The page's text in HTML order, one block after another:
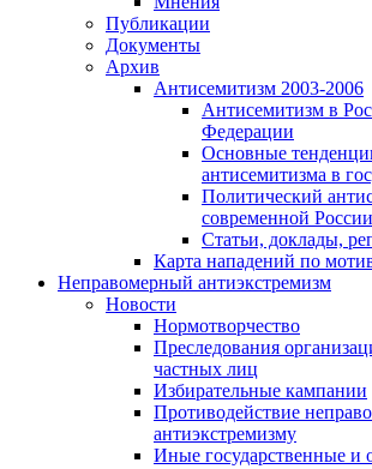
Публикации
Документы
Архив
Антисемитизм 2003-2006
Антисемитизм в
Федерации
Основные
антисемитизма в
Политический
современной России
Статьи, доклады,
Карта нападений по
Неправомерный антиэкстремизм
Новости
Нормотворчество
Преследования
частных лиц
Избирательные кампании
Противодействие
антиэкстремизму
Иные государственные и